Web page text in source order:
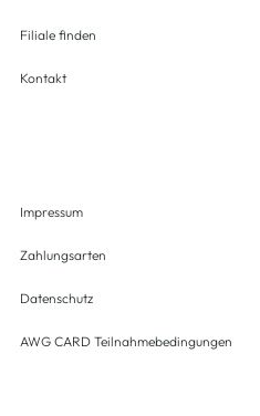
Filiale finden
Kontakt
Impressum
Zahlungsarten
Datenschutz
AWG CARD Teilnahmebedingungen